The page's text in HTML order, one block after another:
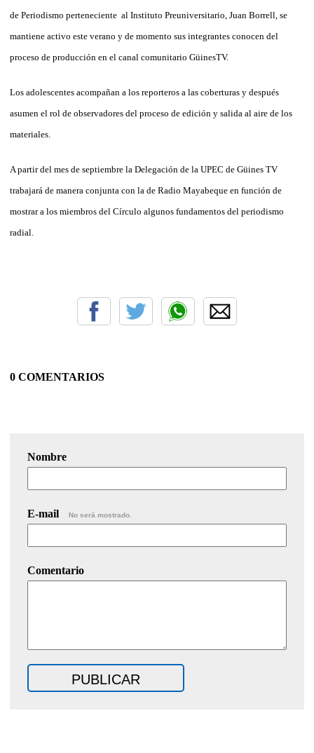
de Periodismo perteneciente al Instituto Preuniversitario, Juan Borrell, se
mantiene activo este verano y de momento sus integrantes conocen del
proceso de producción en el canal comunitario GüinesTV.
Los adolescentes acompañan a los reporteros a las coberturas y después
asumen el rol de observadores del proceso de edición y salida al aire de los
materiales.
A partir del mes de septiembre la Delegación de la UPEC de Güines TV
trabajará de manera conjunta con la de Radio Mayabeque en función de
mostrar a los miembros del Círculo algunos fundamentos del periodismo
radial.
0 COMENTARIOS
Nombre
E-mail No será mostrado.
Comentario